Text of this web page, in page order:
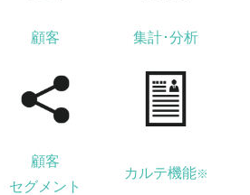
顧客 集計･分析
顧客
セグメント
カルテ機能※